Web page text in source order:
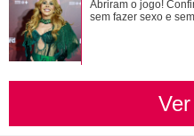
Com clique em
Neymar Jr.: Temos
Abriram o jogo!
sem fazer sexo e